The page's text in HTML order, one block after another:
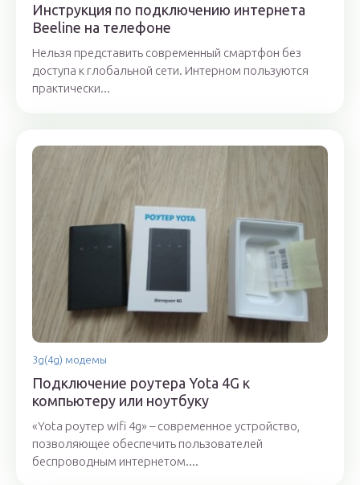
Инструкция по подключению интернета
Beeline на телефоне
Нельзя представить современный смартфон без
доступа к глобальной сети. Интерном пользуются
практически...
3g(4g) модемы
Подключение роутера Yota 4G к
компьютеру или ноутбуку
«Yota роутер wifi 4g» – современное устройство,
позволяющее обеспечить пользователей
беспроводным интернетом....